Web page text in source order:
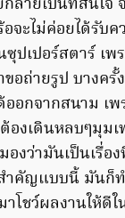
จะไม่ค่อยได้รับค
ปเปอร์สตาร์ เพ
อถ่ายรูป บางครั้ง
ออกจากสนาม เ
งเดินหลบๆมุมเ
งว่ามันเป็นเรื่อ
ำคัญแบบนี้ มันก็ท
โชว์ผลงานให้ดี